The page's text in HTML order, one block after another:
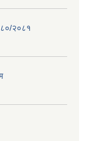
२०८१